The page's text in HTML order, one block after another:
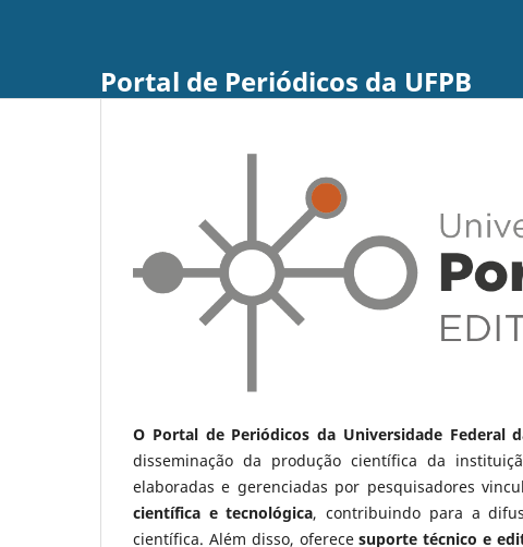
Portal de Periódicos da UFPB
O Portal de Periódicos da Universidade Federal
disseminação da produção científica da
elaboradas e gerenciadas por pesquisadores
científica e tecnológica, contribuindo para a
científica. Além disso, oferecesuporte técnico e